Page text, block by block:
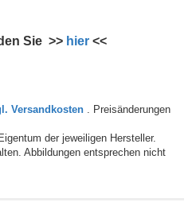
Sie >> hier <<
Versandkosten . Preisänderungen
der jeweiligen Hersteller.
Abbildungen entsprechen nicht